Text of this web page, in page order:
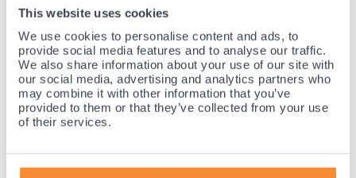
This website uses cookies
We use cookies to personalise content and ads, to
provide social media features and to analyse our traffic.
We also share information about your use of our site with
our social media, advertising and analytics partners who
may combine it with other information that you’ve
provided to them or that they’ve collected from your use
of their services.
Voor 21:30 besteld, morgen thuis!
Achteraf betalen mogelijk! Nergens goedkoper!